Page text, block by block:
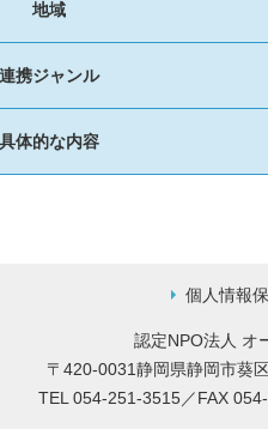
地域
連携ジャンル
具体的な内容
個人情報
認定NPO法人 オ
〒420-0031静岡県静岡市葵
TEL 054-251-3515／FAX